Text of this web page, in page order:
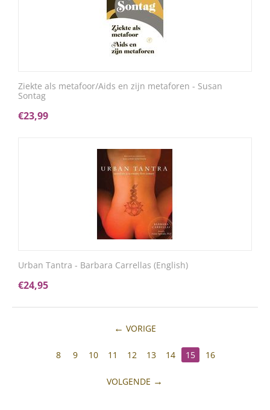
Ziekte als metafoor/Aids en zijn metaforen - Susan
Sontag
€23,99
Urban Tantra - Barbara Carrellas (English)
€24,95
VORIGE
8 9 10 11 12 13 14 15 16
VOLGENDE